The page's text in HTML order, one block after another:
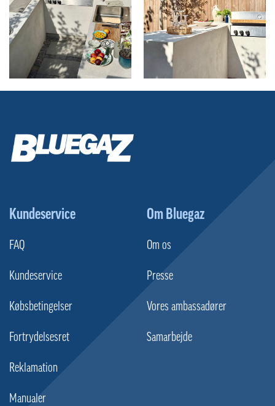
Kundeservice
FAQ
Kundeservice
Købsbetingelser
Fortrydelsesret
Reklamation
Manualer
Om Bluegaz
Om os
Presse
Vores ambassadører
Samarbejde